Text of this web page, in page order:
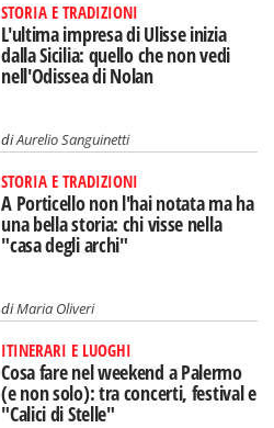
STORIA E TRADIZIONI
L'ultima impresa di Ulisse inizia
dalla Sicilia: quello che non vedi
nell'Odissea di Nolan
diAurelio Sanguinetti
STORIA E TRADIZIONI
A Porticello non l'hai notata ma ha
una bella storia: chi visse nella
"casa degli archi"
diMaria Oliveri
ITINERARI E LUOGHI
Cosa fare nel weekend a Palermo
(e non solo): tra concerti, festival e
"Calici di Stelle"